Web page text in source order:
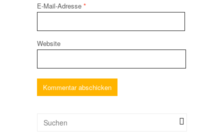
E-Mail-Adresse *
Website